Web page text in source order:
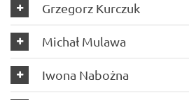
Grzegorz Kurczuk
Michał Mulawa
Iwona Nabożna